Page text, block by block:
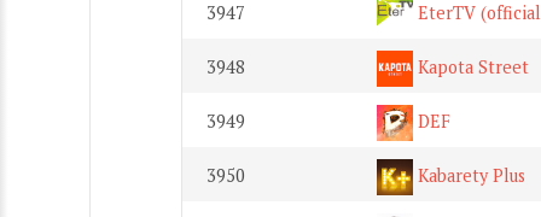
3947 EterTV
3948 Kapota Street
3949 DEF
3950 Kabarety Plus